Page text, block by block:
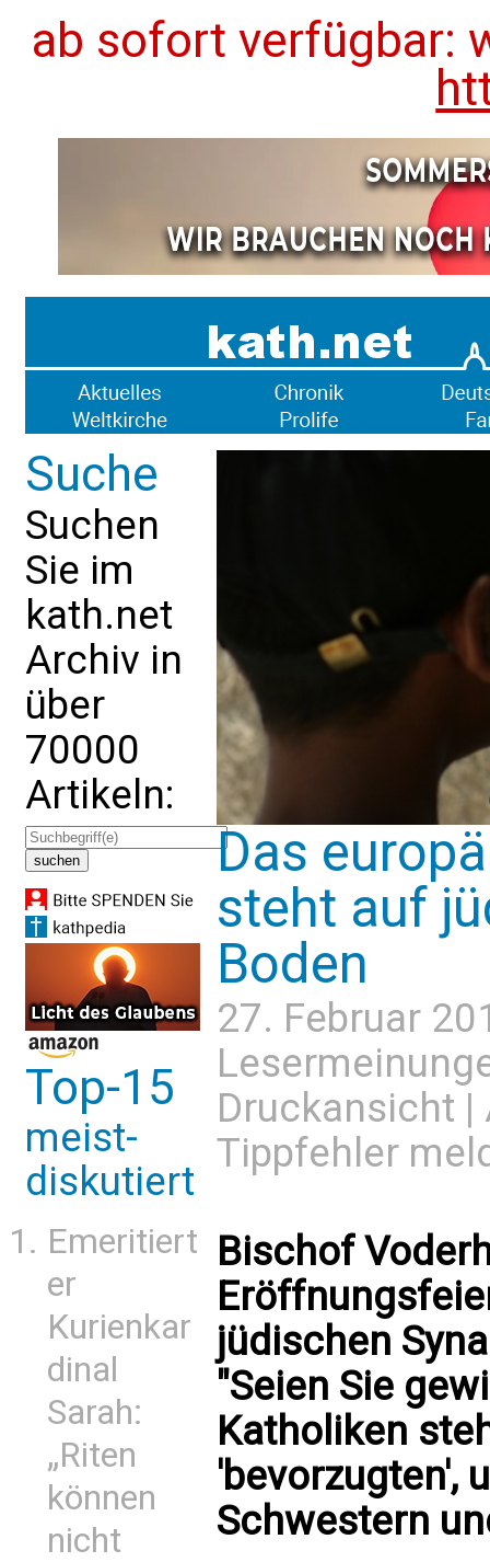
ab sofort verfügbar:
Suche
Suchen
Sie im
kath.net
Archiv in
über
70000
Artikeln:
Top-15
meist-
diskutiert
Emeritiert
er
Kurienkar
dinal
Sarah:
„Riten
können
nicht
Das
steht auf
Boden
27. Februar
Druckansicht |
Tippfehler
Bischof
jüdischen
"Seien Sie
Katholiken
'bevorzugten',
Schwestern